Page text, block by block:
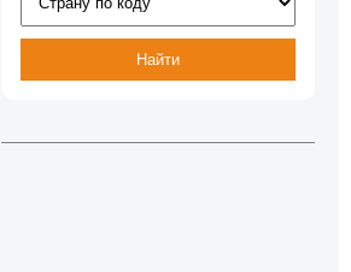
Найти